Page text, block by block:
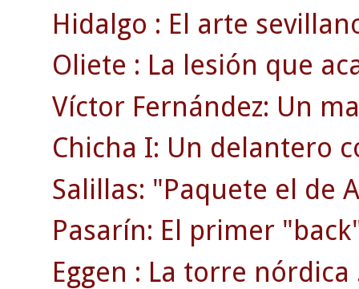
Hidalgo : El arte
Oliete : La lesión que
Víctor Fernández: Un
Chicha I: Un delantero
Salillas: "Paquete el de
Pasarín: El primer
Eggen : La torre nórdica